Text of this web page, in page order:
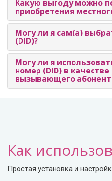
Какую выгоду можно
приобретения
Могу ли я сам(а)
(DID)?
Могу ли я
номер (DID) в
вызывающего
Как
Простая установка и